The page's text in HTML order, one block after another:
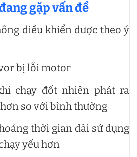
gặp vấn đề
điều khiển được theo ý
bị lỗi motor
chạy đốt nhiên phát ra
so với bình thường
thời gian dài sử dụng
yếu hơn